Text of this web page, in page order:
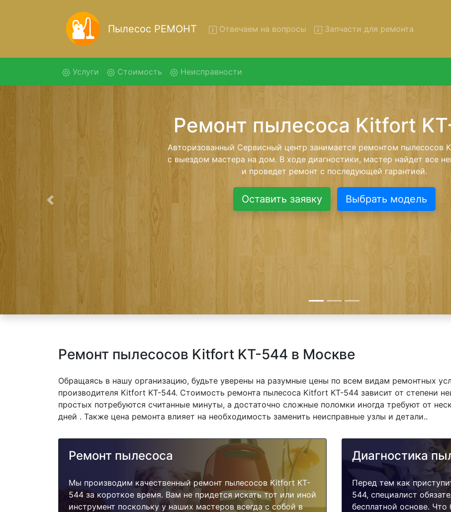
Пылесос РЕМОНТ Отвечаем на вопросы Запчасти для ремонта
Услуги (current)Стоимость Неисправности
Ремонт пылесосов Kitfort KT-
вывозом в сервис
Ремонт пылесосов Kitfort KT-544 с вывозом в сервисный центр и
помощью нашей бесплатной услуги, специалист заберет Ваш
дальнейшего более детального ремонта. Оговоренная стоимость
останется неизменно при возвращении видеотехники
Оставить заявку Выбрать модель
Предыдущая
Ремонт пылесосов Kitfort KT-544 в Москве
Обращаясь в нашу организацию, будьте уверены на разумные цены по всем видам ремонтных
производителя Kitfort KT-544. Стоимость ремонта пылесоса Kitfort KT-544 зависит от степени
простых потребуются считанные минуты, а достаточно сложные поломки иногда требуют от
дней . Также цена ремонта влияет на необходимость заменить неисправные узлы и детали..
Ремонт пылесоса
Мы производим качественный ремонт пылесосов Kitfort KT-
544 за короткое время. Вам не придется искать тот или иной
инструмент поскольку у наших мастеров всегда с собой в
Диагностика
Перед тем как
544, специалист
бесплатной основе.